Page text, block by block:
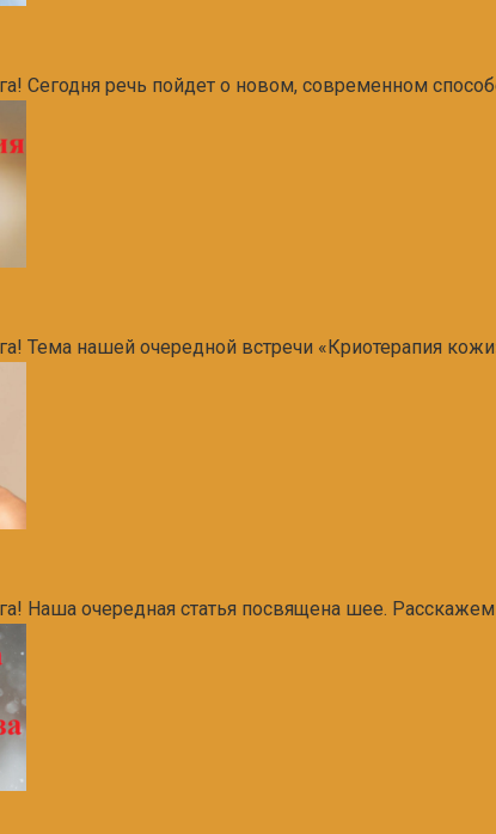
Сегодня речь пойдет о новом, современном
Тема нашей очередной встречи «Криотерапия
Наша очередная статья посвящена шее.